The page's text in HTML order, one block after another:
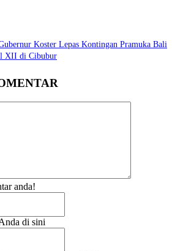
Koster Lepas Kontingan Pramuka Bali
XII di Cibubur
anda!
di sini